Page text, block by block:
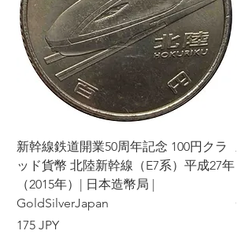
新幹線鉄道開業50周年記念 100円クラ
ッド貨幣 北陸新幹線（E7系）平成27年
（2015年）| 日本造幣局 |
GoldSilverJapan
Precio
175 JPY